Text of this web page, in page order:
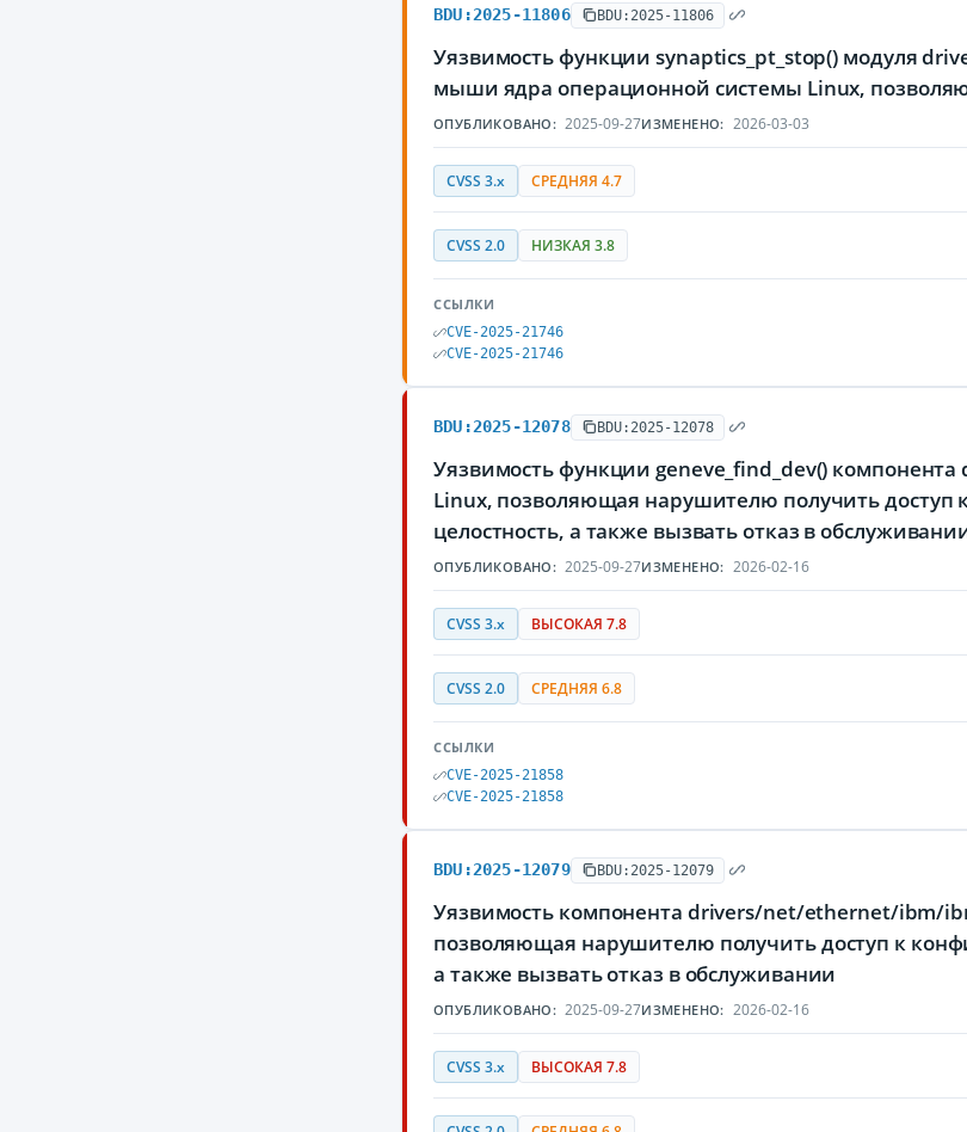
BDU:2025-11806 BDU:2025-11806
Уязвимость функции synaptics_pt_stop() модуля
мыши ядра операционной системы Linux,
ОПУБЛИКОВАНО: 2025-09-27ИЗМЕНЕНО: 2026-03-03
CVSS 3.x СРЕДНЯЯ 4.7
CVSS 2.0 НИЗКАЯ 3.8
ССЫЛКИ
CVE-2025-21746
CVE-2025-21746
BDU:2025-12078 BDU:2025-12078
Уязвимость функции geneve_find_dev()
Linux, позволяющая нарушителю получить
целостность, а также вызвать отказ в
ОПУБЛИКОВАНО: 2025-09-27ИЗМЕНЕНО: 2026-02-16
CVSS 3.x ВЫСОКАЯ 7.8
CVSS 2.0 СРЕДНЯЯ 6.8
ССЫЛКИ
CVE-2025-21858
CVE-2025-21858
BDU:2025-12079 BDU:2025-12079
Уязвимость компонента drivers/net/ethernet/ibm/
позволяющая нарушителю получить доступ к
а также вызвать отказ в обслуживании
ОПУБЛИКОВАНО: 2025-09-27ИЗМЕНЕНО: 2026-02-16
CVSS 3.x ВЫСОКАЯ 7.8